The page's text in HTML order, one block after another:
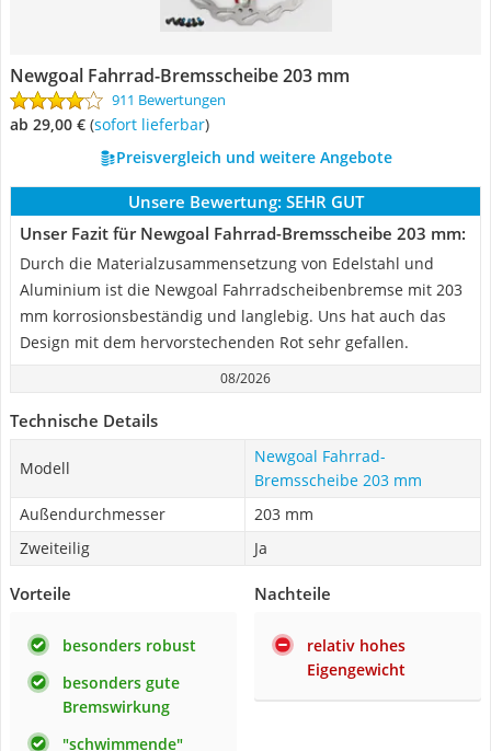
Newgoal Fahrrad-Bremsscheibe 203 mm
911 Bewertungen
ab 29,00 € ( Sofort lieferbar)
Preisvergleich und weitere Angebote
Unsere Bewertung: SEHR GUT
Unser Fazit für Newgoal Fahrrad-Bremsscheibe 203 mm:
Durch die Materialzusammensetzung von Edelstahl und
Aluminium ist die Newgoal Fahrradscheibenbremse mit 203
mm korrosionsbeständig und langlebig. Uns hat auch das
Design mit dem hervorstechenden Rot sehr gefallen.
08/2026
Technische Details
Modell
Newgoal Fahrrad-
Bremsscheibe 203 mm
Außendurchmesser
203 mm
Zweiteilig
Ja
Vorteile
besonders robust
besonders gute
Bremswirkung
"schwimmende"
Nachteile
relativ hohes
Eigengewicht